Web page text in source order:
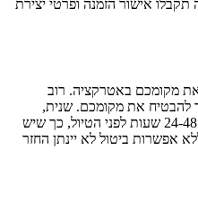
תקבלו אישור הזמנה ופרטי יצירת
מקומכם באטרקציה. רוב
להבטיח את מקומכם. שנית,
קיימת אפשרות ביטול חינם עד בד"כ 24-48 שעות לפני הטיול, כך שיש
אפשרות ביטול לא יינתן החזר